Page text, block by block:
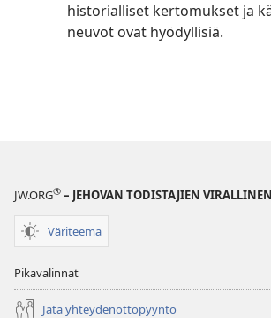
historialliset kertomukset ja
neuvot ovat hyödyllisiä.
JW.ORG® – JEHOVAN TODISTAJIEN
Väriteema
Pikavalinnat
Jätä yhteydenottopyyntö